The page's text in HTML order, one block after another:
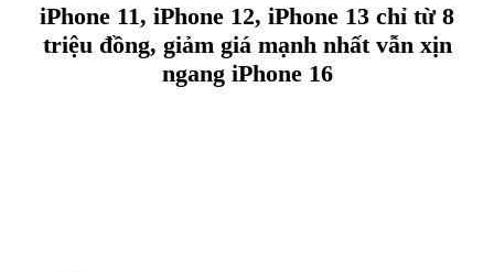
iPhone 11, iPhone 12, iPhone 13 chỉ từ 8
triệu đồng, giảm giá mạnh nhất vẫn xịn
ngang iPhone 16